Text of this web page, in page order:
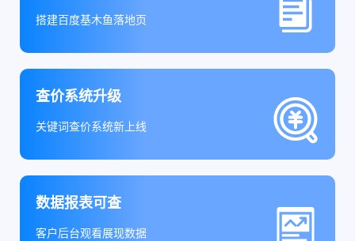
搭建百度基木鱼落地页
查价系统升级
关键词查价系统新上线
数据报表可查
客户后台观看展现数据